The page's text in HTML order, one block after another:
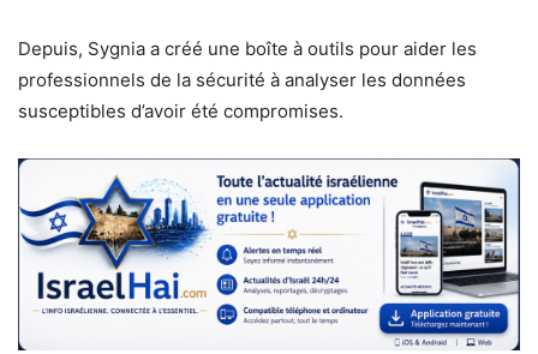
Depuis, Sygnia a créé une boîte à outils pour aider les
professionnels de la sécurité à analyser les données
susceptibles d’avoir été compromises.